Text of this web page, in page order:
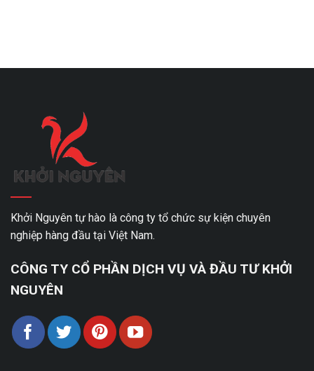
Khởi Nguyên tự hào là công ty tổ chức sự kiện chuyên
nghiệp hàng đầu tại Việt Nam.
CÔNG TY CỔ PHẦN DỊCH VỤ VÀ ĐẦU TƯ KHỞI
NGUYÊN